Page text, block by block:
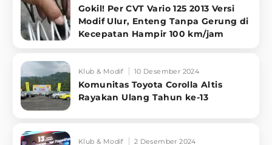
Gokil! Per CVT Vario 125 2013 Versi
Modif Ulur, Enteng Tanpa Gerung di
Kecepatan Hampir 100 km/jam
Klub & Modif 10 Desember 2024
Komunitas Toyota Corolla Altis
Rayakan Ulang Tahun ke-13
Klub & Modif 2 Desember 2024